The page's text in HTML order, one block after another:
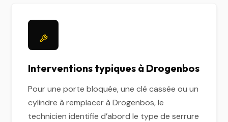
Interventions typiques à Drogenbos
Pour une porte bloquée, une clé cassée ou un
cylindre à remplacer à Drogenbos, le
technicien identifie d’abord le type de serrure